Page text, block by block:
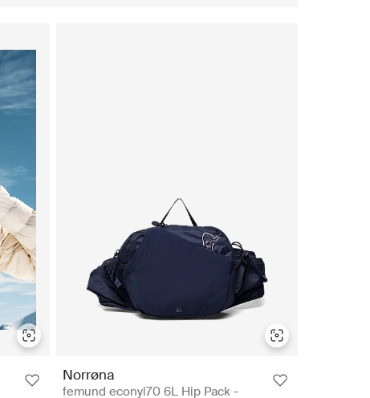
Norrøna
femund econyl70 6L Hip Pack -